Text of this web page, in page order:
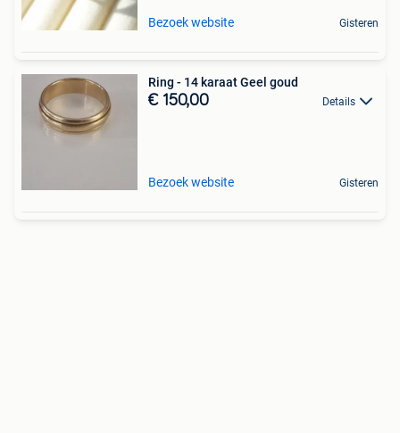
Bezoek website Gisteren
Ring - 14 karaat Geel goud
€ 150,00 Details
Bezoek website Gisteren